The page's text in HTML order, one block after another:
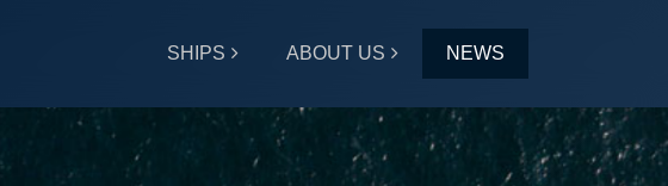
SHIPS ABOUT US NEWS